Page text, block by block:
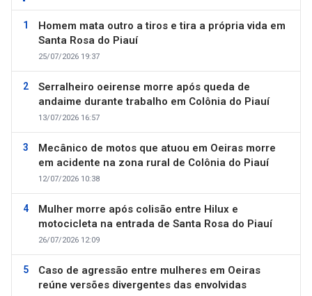
Homem mata outro a tiros e tira a própria vida em
Santa Rosa do Piauí
25/07/2026 19:37
Serralheiro oeirense morre após queda de
andaime durante trabalho em Colônia do Piauí
13/07/2026 16:57
Mecânico de motos que atuou em Oeiras morre
em acidente na zona rural de Colônia do Piauí
12/07/2026 10:38
Mulher morre após colisão entre Hilux e
motocicleta na entrada de Santa Rosa do Piauí
26/07/2026 12:09
Caso de agressão entre mulheres em Oeiras
reúne versões divergentes das envolvidas